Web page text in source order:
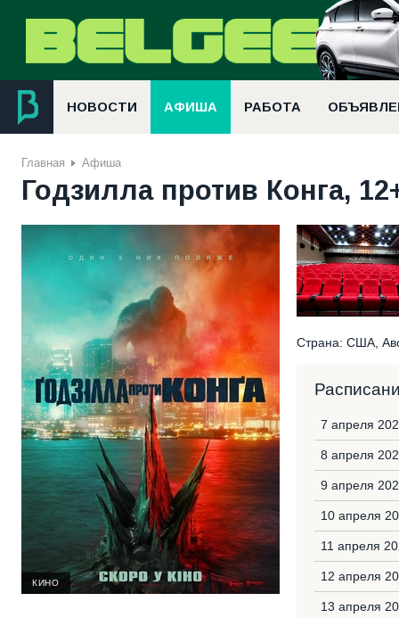
НОВОСТИ АФИША РАБОТА
Главная Афиша
Годзилла против Конга,
КИНО
Страна: США,
7 апреля
8 апреля
9 апреля
10 апреля
11 апреля
12 апреля
13 апреля